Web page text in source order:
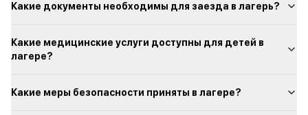
Какие документы необходимы для заезда в лагерь?
Какие медицинские услуги доступны для детей в
лагере?
Какие меры безопасности приняты в лагере?